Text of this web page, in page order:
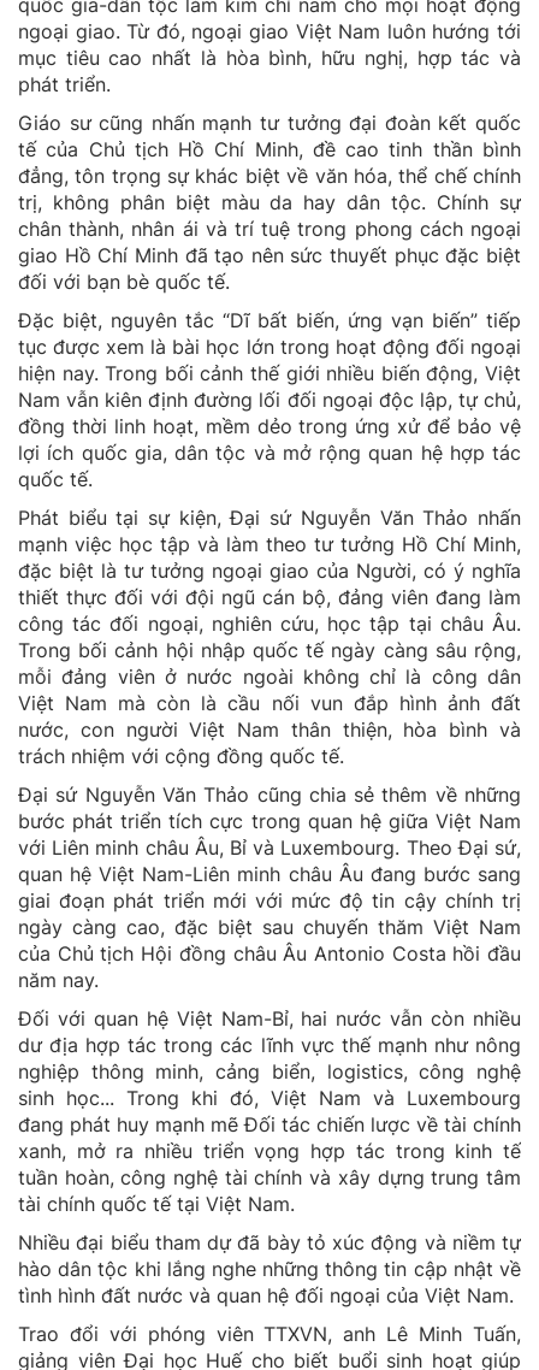
ngoại giao. Từ đó, ngoại giao Việt Nam luôn hướng tới
mục tiêu cao nhất là hòa bình, hữu nghị, hợp tác và
phát triển.
Giáo sư cũng nhấn mạnh tư tưởng đại đoàn kết quốc
tế của Chủ tịch Hồ Chí Minh, đề cao tinh thần bình
đẳng, tôn trọng sự khác biệt về văn hóa, thể chế chính
trị, không phân biệt màu da hay dân tộc. Chính sự
chân thành, nhân ái và trí tuệ trong phong cách ngoại
giao Hồ Chí Minh đã tạo nên sức thuyết phục đặc biệt
đối với bạn bè quốc tế.
Đặc biệt, nguyên tắc “Dĩ bất biến, ứng vạn biến” tiếp
tục được xem là bài học lớn trong hoạt động đối ngoại
hiện nay. Trong bối cảnh thế giới nhiều biến động, Việt
Nam vẫn kiên định đường lối đối ngoại độc lập, tự chủ,
đồng thời linh hoạt, mềm dẻo trong ứng xử để bảo vệ
lợi ích quốc gia, dân tộc và mở rộng quan hệ hợp tác
quốc tế.
Phát biểu tại sự kiện, Đại sứ Nguyễn Văn Thảo nhấn
mạnh việc học tập và làm theo tư tưởng Hồ Chí Minh,
đặc biệt là tư tưởng ngoại giao của Người, có ý nghĩa
thiết thực đối với đội ngũ cán bộ, đảng viên đang làm
công tác đối ngoại, nghiên cứu, học tập tại châu Âu.
Trong bối cảnh hội nhập quốc tế ngày càng sâu rộng,
mỗi đảng viên ở nước ngoài không chỉ là công dân
Việt Nam mà còn là cầu nối vun đắp hình ảnh đất
nước, con người Việt Nam thân thiện, hòa bình và
trách nhiệm với cộng đồng quốc tế.
Đại sứ Nguyễn Văn Thảo cũng chia sẻ thêm về những
bước phát triển tích cực trong quan hệ giữa Việt Nam
với Liên minh châu Âu, Bỉ và Luxembourg. Theo Đại sứ,
quan hệ Việt Nam-Liên minh châu Âu đang bước sang
giai đoạn phát triển mới với mức độ tin cậy chính trị
ngày càng cao, đặc biệt sau chuyến thăm Việt Nam
của Chủ tịch Hội đồng châu Âu Antonio Costa hồi đầu
năm nay.
Đối với quan hệ Việt Nam-Bỉ, hai nước vẫn còn nhiều
dư địa hợp tác trong các lĩnh vực thế mạnh như nông
nghiệp thông minh, cảng biển, logistics, công nghệ
sinh học... Trong khi đó, Việt Nam và Luxembourg
đang phát huy mạnh mẽ Đối tác chiến lược về tài chính
xanh, mở ra nhiều triển vọng hợp tác trong kinh tế
tuần hoàn, công nghệ tài chính và xây dựng trung tâm
tài chính quốc tế tại Việt Nam.
Nhiều đại biểu tham dự đã bày tỏ xúc động và niềm tự
hào dân tộc khi lắng nghe những thông tin cập nhật về
tình hình đất nước và quan hệ đối ngoại của Việt Nam.
Trao đổi với phóng viên TTXVN, anh Lê Minh Tuấn,
giảng viên Đại học Huế cho biết buổi sinh hoạt giúp